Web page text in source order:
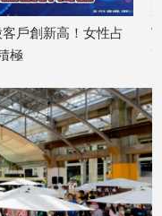
富邦證「新戶起飛」
高回饋1200 再抽布
2026/07/17